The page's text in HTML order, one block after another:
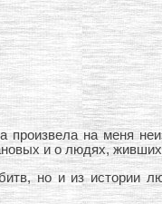
на меня
и о людях, живших
но и из истории